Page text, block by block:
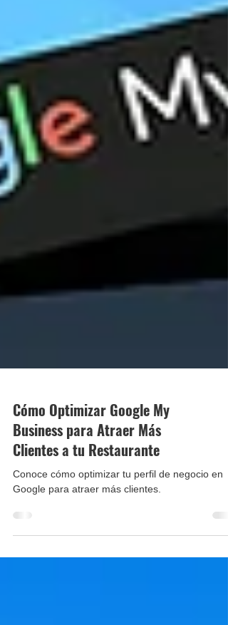
Cómo Optimizar Google My
Business para Atraer Más
Clientes a tu Restaurante
Conoce cómo optimizar tu perfil de negocio en